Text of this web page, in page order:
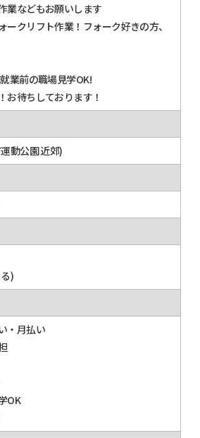
業などもお願いします
ークリフト作業！フォーク好きの方、
業前の職場見学OK!
お待ちしております！
動公園 近郊)
)
・月払い
OK